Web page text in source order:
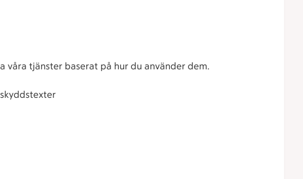
våra tjänster baserat på hur du använder dem.